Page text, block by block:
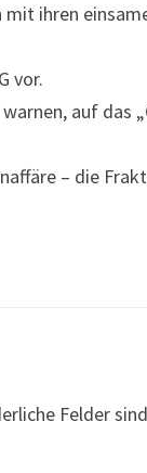
ihren
vor.
auf das
– die
Felder